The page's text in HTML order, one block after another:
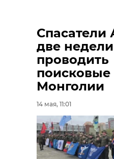
две
проводить
поисковые
Монголии
14 мая, 11:01